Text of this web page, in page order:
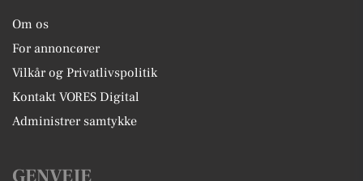
Om os
For annoncører
Vilkår og Privatlivspolitik
Kontakt VORES Digital
Administrer samtykke
GENVEJE